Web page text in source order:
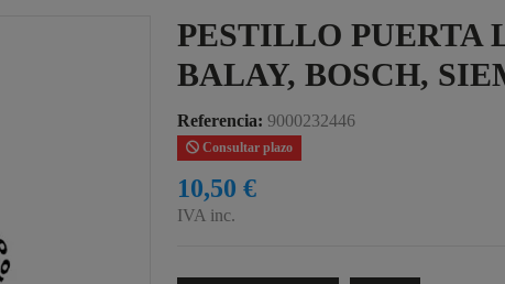
PESTILLO PUERTA
BALAY, BOSCH,
Referencia: 9000232446
Consultar plazo
10,50 €
IVA inc.